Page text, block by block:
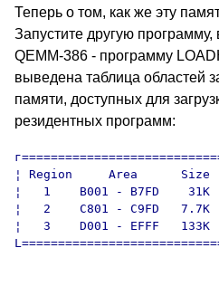
Теперь о том, как же эту
Запустите другую
QEMM-386 - программу
выведена таблица областей
памяти, доступных для
резидентных программ:
¦ Region     Area
¦   1    B001 - B7FD
¦   2    C801 - C9FD
¦   3    D001 - EFFF